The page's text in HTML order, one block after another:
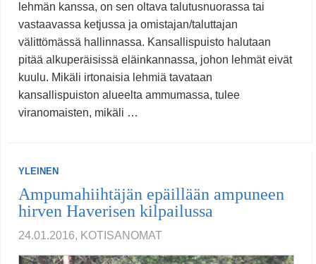
lehmän kanssa, on sen oltava talutusnuorassa tai
vastaavassa ketjussa ja omistajan/taluttajan
välittömässä hallinnassa. Kansallispuisto halutaan
pitää alkuperäisissä eläinkannassa, johon lehmät eivät
kuulu. Mikäli irtonaisia lehmiä tavataan
kansallispuiston alueelta ammumassa, tulee
viranomaisten, mikäli …
YLEINEN
Ampumahiihtäjän epäillään ampuneen
hirven Haverisen kilpailussa
24.01.2016, KOTISANOMAT